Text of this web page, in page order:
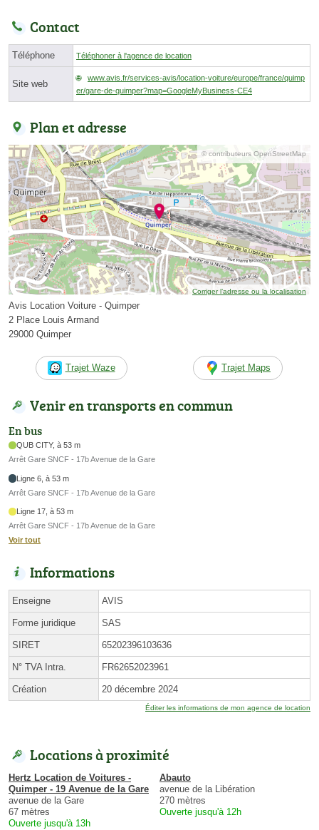
Contact
Téléphone Téléphoner à l'agence de location
Site web
www.avis.fr/services-avis/location-voiture/europe/france/quimp
er/gare-de-quimper?map=GoogleMyBusiness-CE4
Plan et adresse
© contributeurs OpenStreetMap
Corriger l’adresse ou la localisation
Avis Location Voiture - Quimper
2 Place Louis Armand
29000 Quimper
Trajet Waze Trajet Maps
Venir en transports en commun
En bus
QUB CITY, à 53 m
Arrêt Gare SNCF - 17b Avenue de la Gare
Ligne 6, à 53 m
Arrêt Gare SNCF - 17b Avenue de la Gare
Ligne 17, à 53 m
Arrêt Gare SNCF - 17b Avenue de la Gare
Voir tout
Informations
Enseigne AVIS
Forme juridique SAS
SIRET 65202396103636
N° TVA Intra. FR62652023961
Création 20 décembre 2024
Éditer les informations de mon agence de location
Locations à proximité
Hertz Location de Voitures -
Quimper - 19 Avenue de la Gare
avenue de la Gare
67 mètres
Ouverte jusqu'à 13h
Abauto
avenue de la Libération
270 mètres
Ouverte jusqu'à 12h